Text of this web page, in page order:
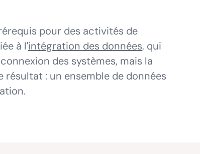
pour des activités de
à l'intégration des données, qui
des systèmes, mais la
: un ensemble de données